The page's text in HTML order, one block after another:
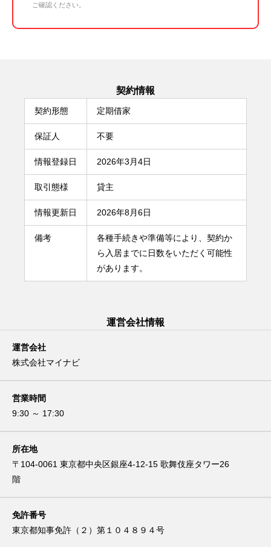
ご確認ください。
契約情報
契約形態 定期借家
保証人 不要
情報登録日 2026年3月4日
取引態様 貸主
情報更新日 2026年8月6日
備考
各種手続きや準備等により、契約か
ら入居までに日数をいただく可能性
があります。
運営会社情報
運営会社
株式会社マイナビ
営業時間
9:30 ～ 17:30
所在地
〒104-0061 東京都中央区銀座4-12-15 歌舞伎座タワー26
階
免許番号
東京都知事免許（２）第１０４８９４号